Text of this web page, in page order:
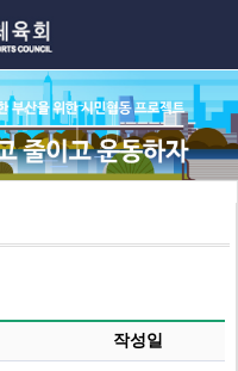
작성일